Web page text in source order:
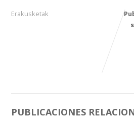
Erakusketak
PUBLICACIONES